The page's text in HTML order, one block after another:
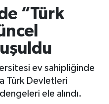
“Türk
ev sahipliğinde
Türk Devletleri
ele alındı.